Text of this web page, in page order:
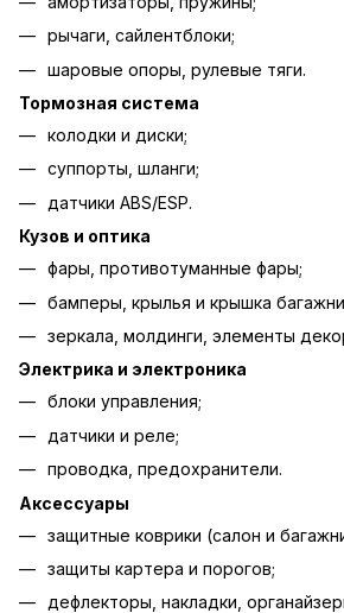
рычаги, сайлентблоки;
шаровые опоры, рулевые тяги.
Тормозная система
колодки и диски;
суппорты, шланги;
датчики ABS/ESP.
Кузов и оптика
фары, противотуманные фары;
бамперы, крылья и крышка
зеркала, молдинги, элементы
Электрика и электроника
блоки управления;
датчики и реле;
проводка, предохранители.
Аксессуары
защитные коврики (салон и
защиты картера и порогов;
дефлекторы, накладки,